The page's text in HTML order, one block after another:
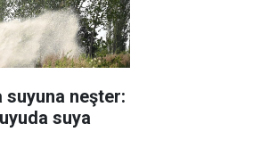
suyuna neşter:
suya